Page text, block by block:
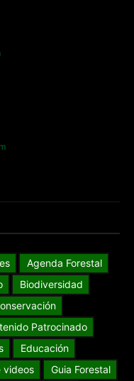
Agenda Forestal
Biodiversidad
Patrocinado
Educación
videos
Guia Forestal